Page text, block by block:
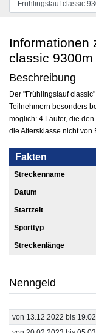
Informationen
classic 9300m
Beschreibung
Der "Frühlingslauf
Teilnehmern besonders
möglich: 4 Läufer, die
die Altersklasse nicht von
Fakten
Streckenname
Datum
Startzeit
Sporttyp
Streckenlänge
Nenngeld
von 13.12.2022 bis